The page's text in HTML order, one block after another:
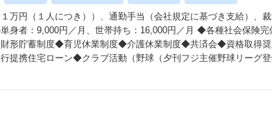
万円（１人につき））、通勤手当（会社規定に基づき支給）、
身者：9,000円／月、世帯持ち：16,000円／月 ◆各種社会保険
形貯蓄制度◆育児休業制度◆介護休業制度◆共済会◆資格取得
提携住宅ローン◆クラブ活動（野球（夕刊フジ主催野球リーグ